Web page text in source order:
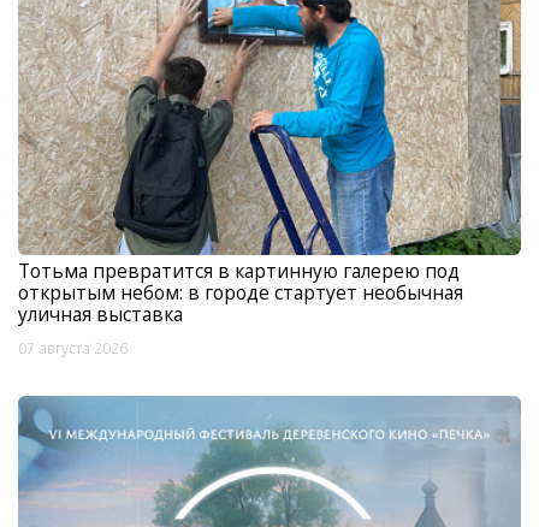
Тотьма превратится в картинную галерею под
открытым небом: в городе стартует необычная
уличная выставка
07 августа 2026